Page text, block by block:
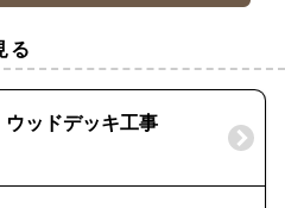
る
ッドデッキ工事